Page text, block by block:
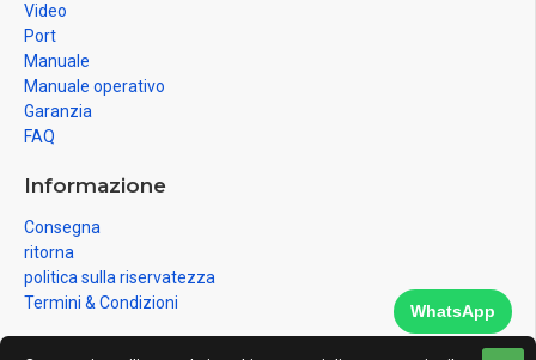
Video
Port
Manuale
Manuale operativo
Garanzia
FAQ
Informazione
Consegna
ritorna
politica sulla riservatezza
Termini & Condizioni
WhatsApp